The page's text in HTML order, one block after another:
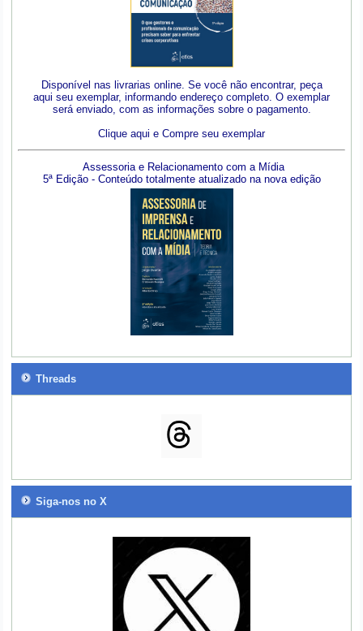
Disponível nas livrarias online. Se você não encontrar, peça
aqui seu exemplar, informando endereço completo. O exemplar
será enviado, com as informações sobre o pagamento.
Clique aqui e Compre seu exemplar
Assessoria e Relacionamento com a Mídia
5ª Edição - Conteúdo totalmente atualizado na nova edição
Threads
Siga-nos no X